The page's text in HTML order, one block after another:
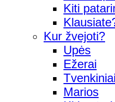
Kiti
Kur žvejoti?
Upės
Ežerai
Tvenkiniai
Marios